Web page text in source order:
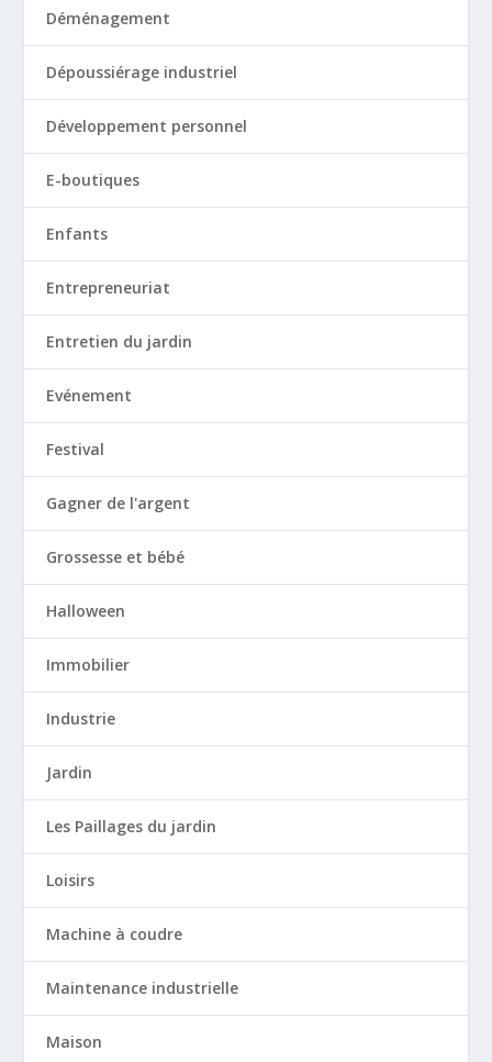
Déménagement
Dépoussiérage industriel
Développement personnel
E-boutiques
Enfants
Entrepreneuriat
Entretien du jardin
Evénement
Festival
Gagner de l'argent
Grossesse et bébé
Halloween
Immobilier
Industrie
Jardin
Les Paillages du jardin
Loisirs
Machine à coudre
Maintenance industrielle
Maison